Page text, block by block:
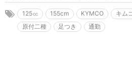
125㏄ 155cm KYMCO キム
原付二種
足つき 通勤